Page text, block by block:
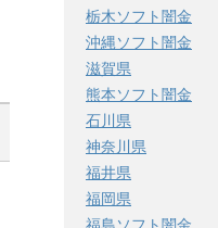
栃木ソフト闇金
沖縄ソフト闇金
滋賀県
熊本ソフト闇金
石川県
神奈川県
福井県
福岡県